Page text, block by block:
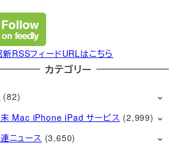
RSSフィードURLはこちら
カテゴリー
(82)
Mac iPhone iPad サービス (2,999)
ニュース (3,650)